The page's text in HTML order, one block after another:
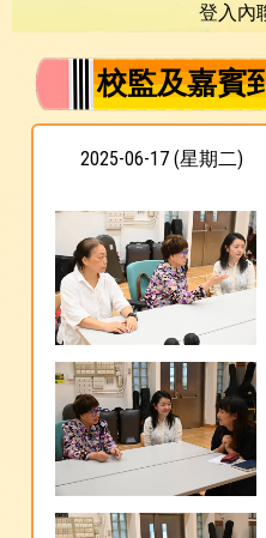
登入內
校監及嘉賓
2025-06-17 (星期二)